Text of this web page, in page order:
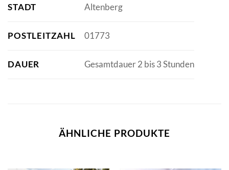
STADT Altenberg
POSTLEITZAHL 01773
DAUER Gesamtdauer 2 bis 3 Stunden
ÄHNLICHE PRODUKTE